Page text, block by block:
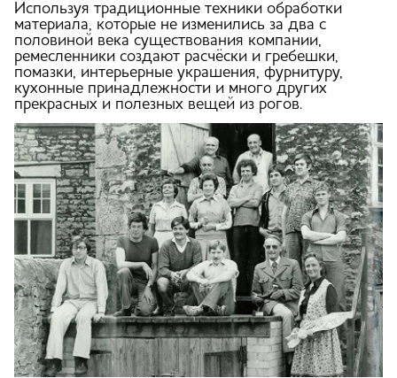
Используя традиционные техники обработки
материала, которые не изменились за два с
половиной века существования компании,
ремесленники создают расчёски и гребешки,
помазки, интерьерные украшения, фурнитуру,
кухонные принадлежности и много других
прекрасных и полезных вещей из рогов.